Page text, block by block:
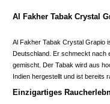
Al Fakher Tabak Crystal
Al Fakher Tabak Crystal Grapio
Deutschland. Er schmeckt nach
gemischt. Der Tabak wird aus
Indien hergestellt und ist bereits
Einzigartiges